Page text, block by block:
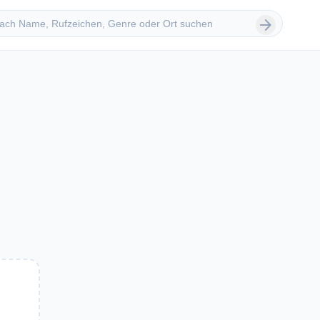
arrow_forward